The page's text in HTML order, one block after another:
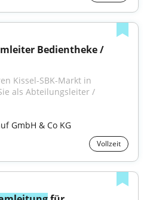
Bedientheke /
Kissel-SBK-Markt in
GmbH & Co KG
Vollzeit